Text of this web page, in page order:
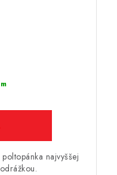
najvyššej